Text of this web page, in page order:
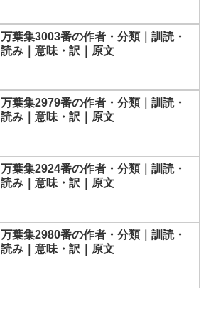
万葉集3003番の作者・分類｜訓読・
読み｜意味・訳｜原文
万葉集2979番の作者・分類｜訓読・
読み｜意味・訳｜原文
万葉集2924番の作者・分類｜訓読・
読み｜意味・訳｜原文
万葉集2980番の作者・分類｜訓読・
読み｜意味・訳｜原文